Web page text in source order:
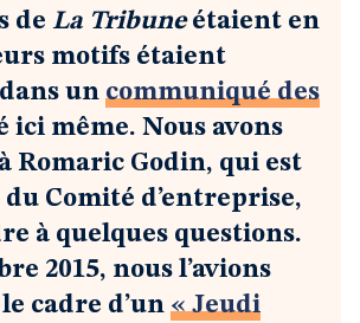
de La Tribuneétaient en
motifs étaient
un communiqué des
ici même. Nous avons
Romaric Godin, qui est
Comité d’entreprise,
à quelques questions.
2015, nous l’avions
cadre d’un « Jeudi